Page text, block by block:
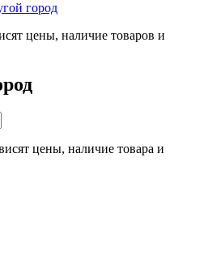
город
цены, наличие товаров и
цены, наличие товара и